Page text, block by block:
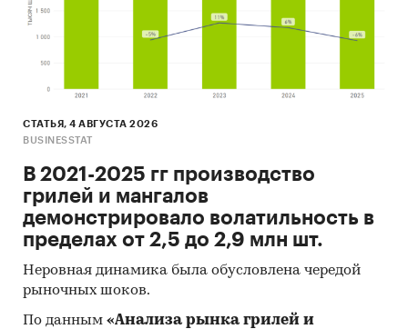
СТАТЬЯ, 4 АВГУСТА 2026
BUSINESSTAT
В 2021-2025 гг производство
грилей и мангалов
демонстрировало волатильность в
пределах от 2,5 до 2,9 млн шт.
Неровная динамика была обусловлена чередой
рыночных шоков.
По данным «Анализа рынка грилей и